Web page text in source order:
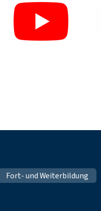
Fort- und Weiterbildung